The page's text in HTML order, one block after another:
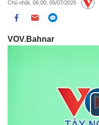
Chủ nhật, 06:00, 05/07/2026
VOV.Bahnar